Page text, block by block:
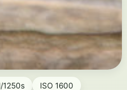
1250s
ISO 1600